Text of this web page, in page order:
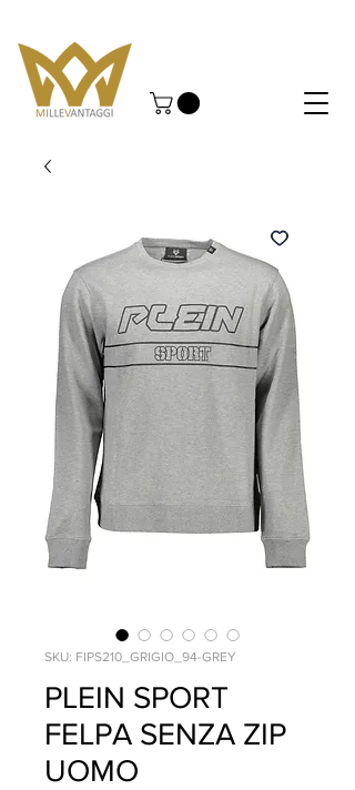
SKU: FIPS210_GRIGIO_94-GREY
PLEIN SPORT
FELPA SENZA ZIP
UOMO